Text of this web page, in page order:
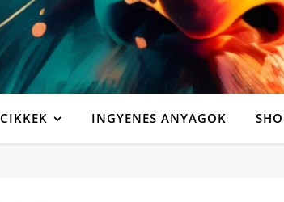
CIKKEK INGYENES ANYAGOK